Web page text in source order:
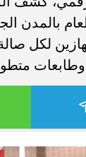
بالمدن